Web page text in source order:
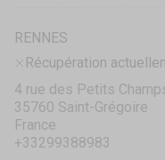
RENNES
Récupération
4 rue des Petits
35760 Saint-Grégoire
France
+33299388983